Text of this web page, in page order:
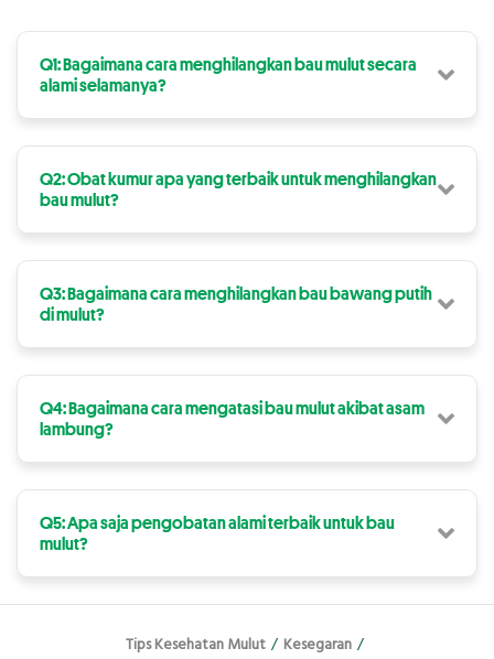
Q1: Bagaimana cara menghilangkan bau mulut secara
alami selamanya?
Q2: Obat kumur apa yang terbaik untuk menghilangkan
bau mulut?
Q3: Bagaimana cara menghilangkan bau bawang putih
di mulut?
Q4: Bagaimana cara mengatasi bau mulut akibat asam
lambung?
Q5: Apa saja pengobatan alami terbaik untuk bau
mulut?
Tips Kesehatan Mulut / Kesegaran /